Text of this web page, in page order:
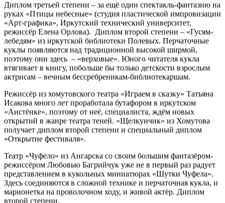
Диплом третьей степени – за ещё один спектакль-фантазию на
руках «Птицы небесные» (студия пластической импровизации
«Арт-графика», Иркутский технический университет,
режиссёр Елена Орлова). Диплом второй степени – «Гусям-
лебедям» из иркутской библиотеки Полевых. Перчаточные
куклы появляются над традиционной высокой ширмой,
поэтому они здесь – «верховые». Юного читателя кукла
втягивает в книгу, побольше бы только детскости взрослым
актрисам – вечным бессребреникам-библиотекаршам.
Режиссёр из хомутовского театра «Играем в сказку» Татьяна
Исакова много лет проработала бутафором в иркутском
«Аистёнке», поэтому от неё, специалиста, ждём новых
открытий в жанре театра теней. «Щелкунчик» из Хомутова
получает диплом второй степени и специальный диплом
«Открытие фестиваля».
Театр «Чуфело» из Ангарска со своим большим фантазёром-
режиссёром Любовью Багрийчук уже не в первый раз радует
представлением в кукольных миниатюрах «Шутки Чуфела».
Здесь соединяются в сложной технике и перчаточная кукла, и
марионетка на проволочном ходу, и живой актёр. Диплом
второй степени.